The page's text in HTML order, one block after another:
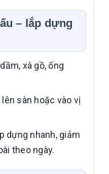
– lắp dựng
xà gồ, ống
sàn hoặc vào vị
dựng nhanh, giảm
theo ngày.